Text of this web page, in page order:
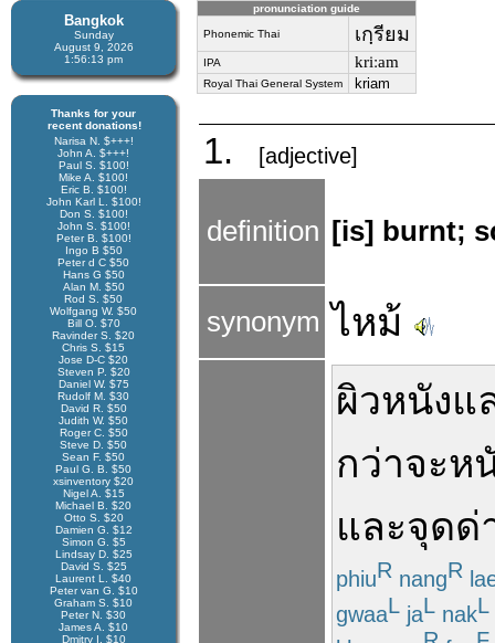
Bangkok
Sunday
August 9, 2026
1:56:14 pm
Thanks for your
recent donations!
Narisa N. $+++!
John A. $+++!
Paul S. $100!
Mike A. $100!
Eric B. $100!
John Karl L. $100!
Don S. $100!
John S. $100!
Peter B. $100!
Ingo B $50
Peter d C $50
Hans G $50
Alan M. $50
Rod S. $50
Wolfgang W. $50
Bill O. $70
Ravinder S. $20
Chris S. $15
Jose D-C $20
Steven P. $20
Daniel W. $75
Rudolf M. $30
David R. $50
Judith W. $50
Roger C. $50
Steve D. $50
Sean F. $50
Paul G. B. $50
xsinventory $20
Nigel A. $15
Michael B. $20
Otto S. $20
Damien G. $12
Simon G. $5
Lindsay D. $25
David S. $25
Laurent L. $40
Peter van G. $10
Graham S. $10
Peter N. $30
James A. $10
Dmitry I. $10
pronunciation guide
Phonemic Thai เกฺรียม
IPA kriːam
Royal Thai General System kriam
1. [adjective]
definition [is] burnt;
synonym ไหม้
ผิวหนังแ
กว่าจะห
และจุดด่
phiuR nangR
gwaaL jaL nakL